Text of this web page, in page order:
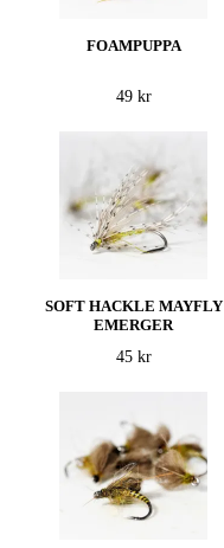
FOAMPUPPA
49 kr
SOFT HACKLE MAYFLY
EMERGER
45 kr